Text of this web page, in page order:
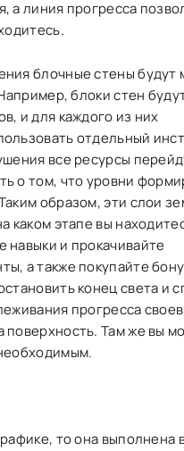
а линия прогресса
блочные стены будут
блоки стен
и для каждого из них
отдельный
все ресурсы
о том, что уровни
образом, эти слои
каком этапе вы
навыки и прокачивайте
а также покупайте
конец света и
прогресса
поверхность. Там же вы
то она выполнена